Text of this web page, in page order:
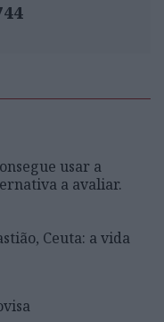
usar a
a avaliar.
Ceuta: a vida